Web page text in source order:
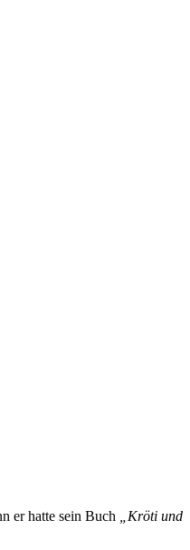
er hatte sein Buch
„Kröti und